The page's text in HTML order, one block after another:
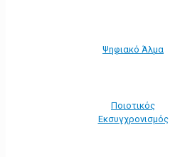
Ψηφιακό Άλμα
Ποιοτικός
Εκσυγχρονισμός